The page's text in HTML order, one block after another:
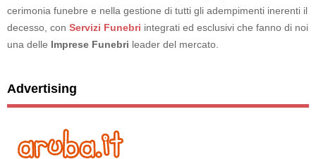
cerimonia funebre e nella gestione di tutti gli adempimenti inerenti il
decesso, con Servizi Funebri integrati ed esclusivi che fanno di noi
una delle Imprese Funebri leader del mercato.
Advertising